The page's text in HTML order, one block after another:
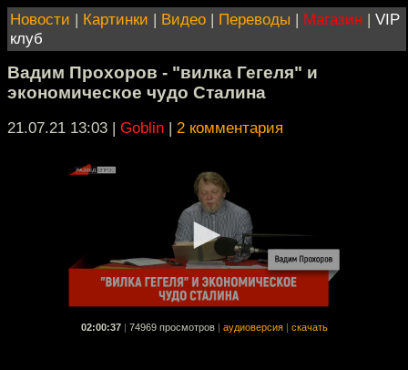
Новости | Картинки | Видео | Переводы | Магазин | VIP
клуб
Вадим Прохоров - "вилка Гегеля" и
экономическое чудо Сталина
21.07.21 13:03 | Goblin | 2 комментария
02:00:37 74969 просмотров аудиоверсия скачать